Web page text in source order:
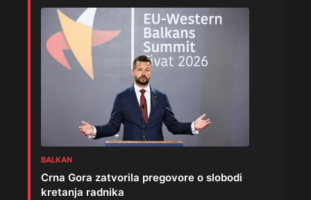
BALKAN
Crna Gora zatvorila pregovore o slobodi
kretanja radnika